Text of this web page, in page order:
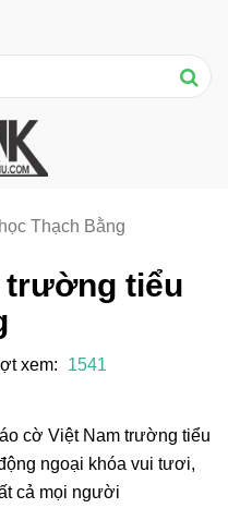
trường tiểu
xem: 1541
cờ Việt Nam trường tiểu
ngoại khóa vui tươi,
cả mọi người
Thạch Bằng